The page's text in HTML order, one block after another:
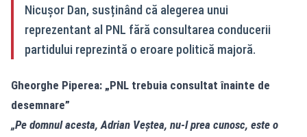
Nicușor Dan, susținând că alegerea unui
reprezentant al PNL fără consultarea conducerii
partidului reprezintă o eroare politică majoră.
Gheorghe Piperea: „PNL trebuia consultat înainte de
desemnare”
„Pe domnul acesta, Adrian Veștea, nu-l prea cunosc, este o